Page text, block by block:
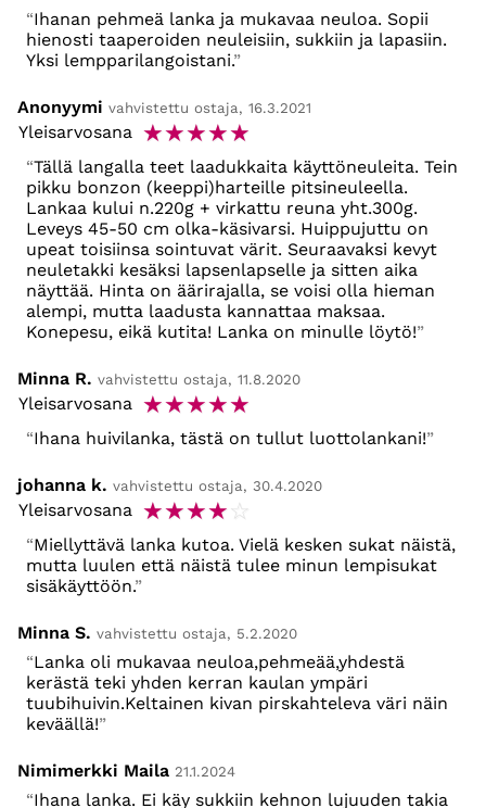
Ihanan pehmeä lanka ja mukavaa neuloa. Sopii
hienosti taaperoiden neuleisiin, sukkiin ja lapasiin.
Yksi lempparilangoistani.
Anonyymi vahvistettu ostaja, 16.3.2021
Yleisarvosana ☆☆☆☆☆
Tällä langalla teet laadukkaita käyttöneuleita. Tein
pikku bonzon (keeppi)harteille pitsineuleella.
Lankaa kului n.220g + virkattu reuna yht.300g.
Leveys 45-50 cm olka-käsivarsi. Huippujuttu on
upeat toisiinsa sointuvat värit. Seuraavaksi kevyt
neuletakki kesäksi lapsenlapselle ja sitten aika
näyttää. Hinta on äärirajalla, se voisi olla hieman
alempi, mutta laadusta kannattaa maksaa.
Konepesu, eikä kutita! Lanka on minulle löytö!
Minna R. vahvistettu ostaja, 11.8.2020
Yleisarvosana ☆☆☆☆☆
Ihana huivilanka, tästä on tullut luottolankani!
johanna k. vahvistettu ostaja, 30.4.2020
Yleisarvosana ☆☆☆☆☆
Miellyttävä lanka kutoa. Vielä kesken sukat näistä,
mutta luulen että näistä tulee minun lempisukat
sisäkäyttöön.
Minna S. vahvistettu ostaja, 5.2.2020
Lanka oli mukavaa neuloa,pehmeää,yhdestä
kerästä teki yhden kerran kaulan ympäri
tuubihuivin.Keltainen kivan pirskahteleva väri näin
keväällä!
Nimimerkki Maila 21.1.2024
Ihana lanka. Ei käy sukkiin kehnon lujuuden takia